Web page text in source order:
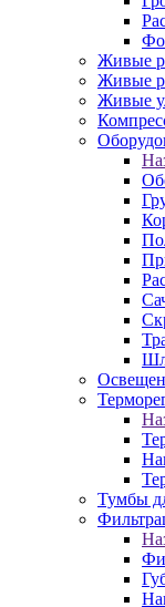
Живые
Живые
Живые
Тумбы